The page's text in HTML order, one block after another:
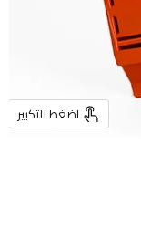
اضغط للتكبير